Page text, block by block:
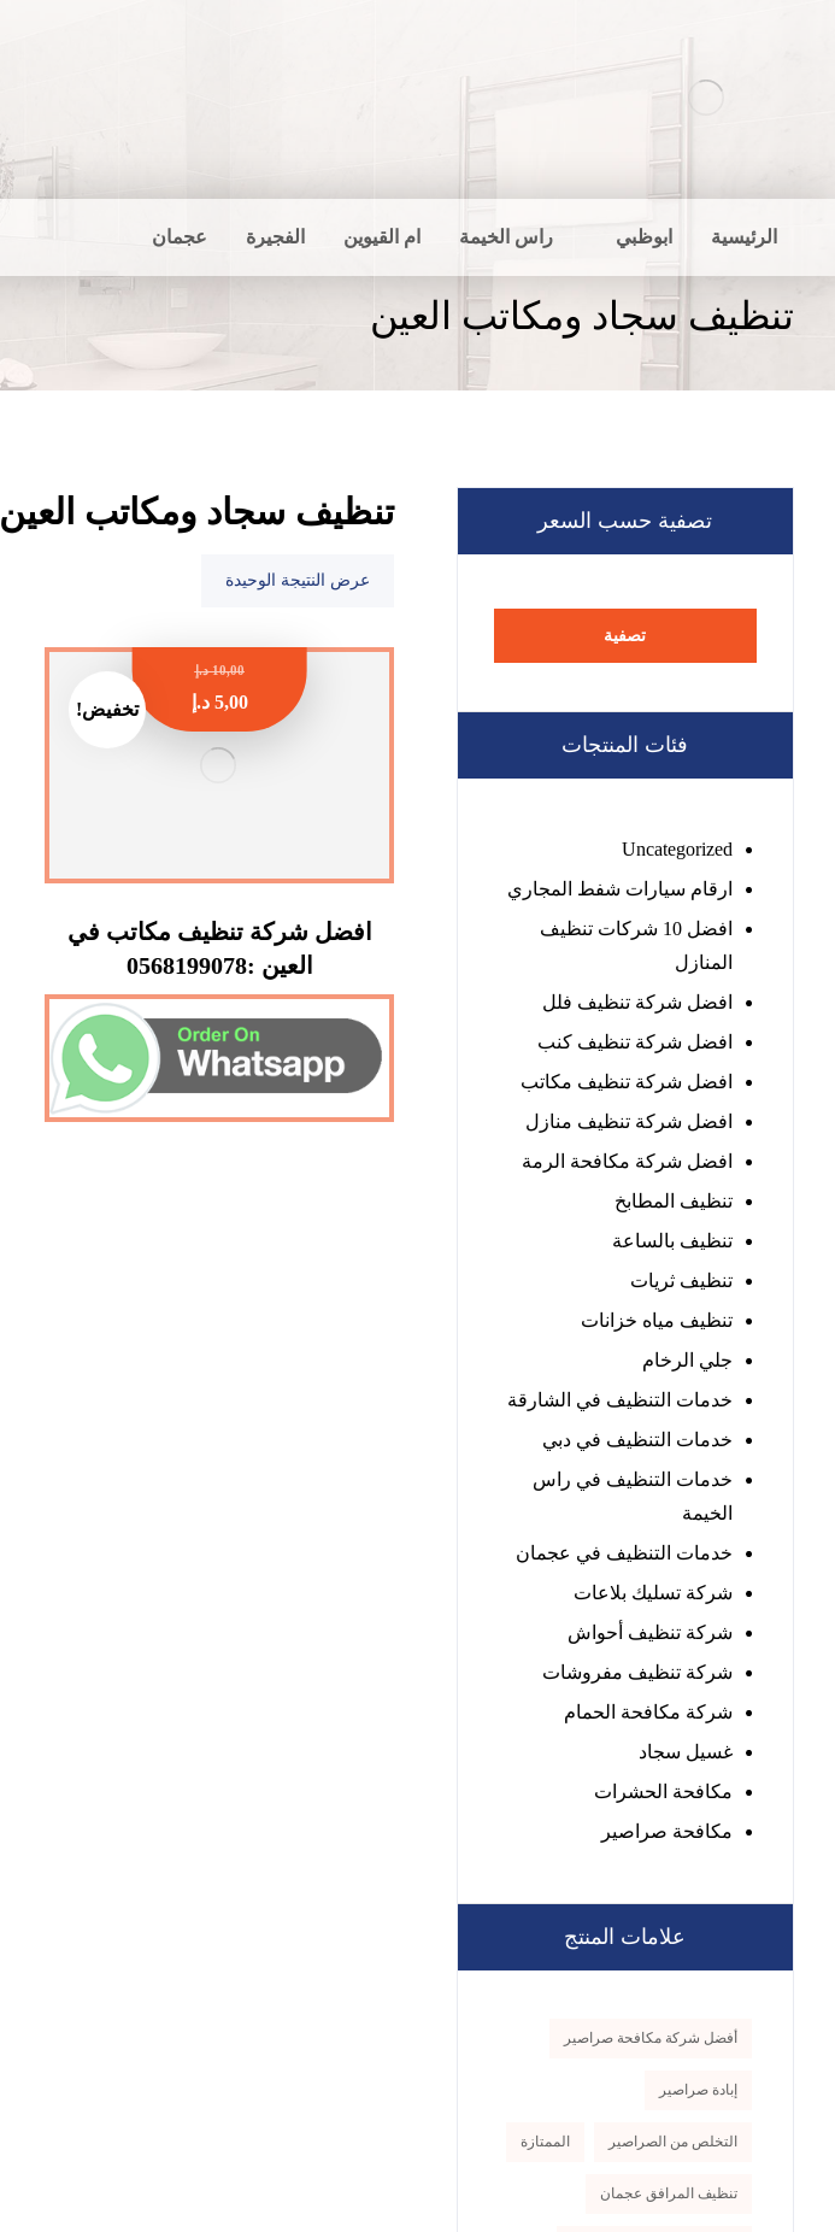
الرئيسية ابوظبي راس الخيمة ام القيوين الفجيرة عجمان
تنظيف سجاد ومكاتب العين
تنظيف سجاد ومكاتب العين
عرض النتيجة الوحيدة
تخفيض!
افضل شركة تنظيف مكاتب في
العين :0568199078
10,00 د.إ
5,00 د.إ
تصفية حسب السعر
تصفية
فئات المنتجات
Uncategorized
ارقام سيارات شفط المجاري
افضل 10 شركات تنظيف
المنازل
افضل شركة تنظيف فلل
افضل شركة تنظيف كنب
افضل شركة تنظيف مكاتب
افضل شركة تنظيف منازل
افضل شركة مكافحة الرمة
تنظيف المطابخ
تنظيف بالساعة
تنظيف ثريات
تنظيف مياه خزانات
جلي الرخام
خدمات التنظيف في الشارقة
خدمات التنظيف في دبي
خدمات التنظيف في راس
الخيمة
خدمات التنظيف في عجمان
شركة تسليك بلاعات
شركة تنظيف أحواش
شركة تنظيف مفروشات
شركة مكافحة الحمام
غسيل سجاد
مكافحة الحشرات
مكافحة صراصير
علامات المنتج
أفضل شركة مكافحة صراصير
إبادة صراصير
التخلص من الصراصير الممتازة
تنظيف المرافق عجمان